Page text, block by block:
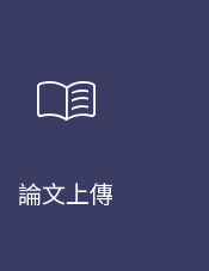
menu_book
論文上傳